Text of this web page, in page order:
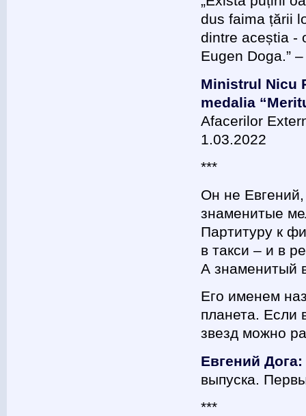
dus faima țării
dintre aceștia -
Eugen Doga.”
Ministrul Nicu
medalia
Afacerilor
1.03.2022
***
Он не
знаменитые
Партитуру к
в такси – и в
А знаменитый
Его именем
планета. Если
звезд можно
Евгений
выпуска.
***